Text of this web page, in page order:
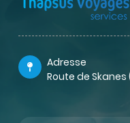
Adresse
Route de